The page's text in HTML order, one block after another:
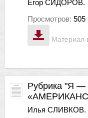
Материал
Егор СИДОРОВ.
Просмотров: 505
Рубрика "Я
Илья СЛИВКОВ.